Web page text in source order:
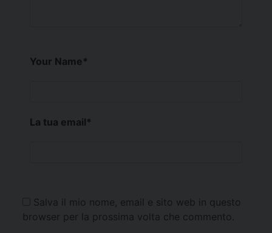
Your Name*
La tua email*
Salva il mio nome, email e sito web in questo
browser per la prossima volta che commento.